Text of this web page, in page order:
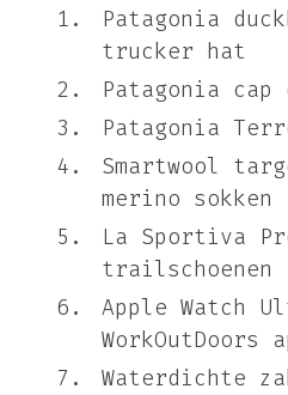
Patagonia
trucker hat
Patagonia
Patagonia
Smartwool
merino sokken
La Sportiva
trailschoenen
Apple Watch
Waterdichte